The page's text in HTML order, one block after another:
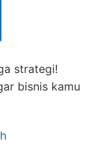
strategi!
bisnis kamu